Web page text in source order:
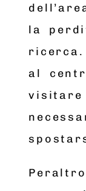
la
al
visitare